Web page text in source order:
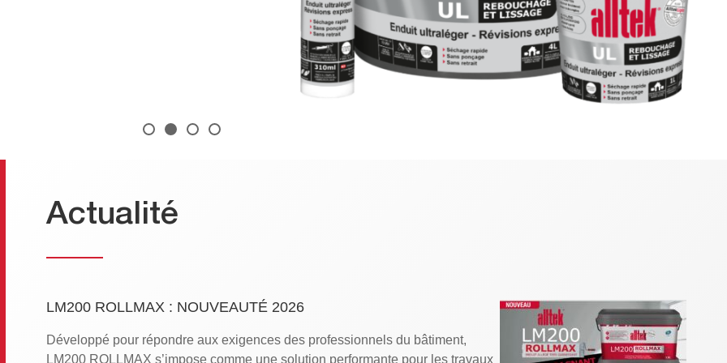
Actualité
LM200 ROLLMAX : NOUVEAUTÉ 2026
Développé pour répondre aux exigences des professionnels du bâtiment,
LM200 ROLLMAX s’impose comme une solution performante pour les travaux